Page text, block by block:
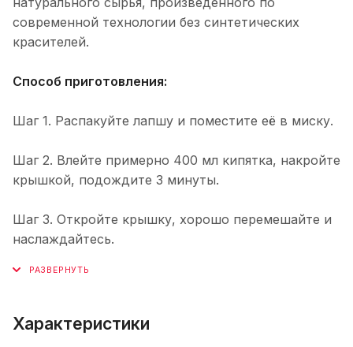
современной технологии без синтетических
красителей.
Способ приготовления:
Шаг 1. Распакуйте лапшу и поместите её в миску.
Шаг 2. Влейте примерно 400 мл кипятка, накройте
крышкой, подождите 3 минуты.
Шаг 3. Откройте крышку, хорошо перемешайте и
наслаждайтесь.
Характеристики